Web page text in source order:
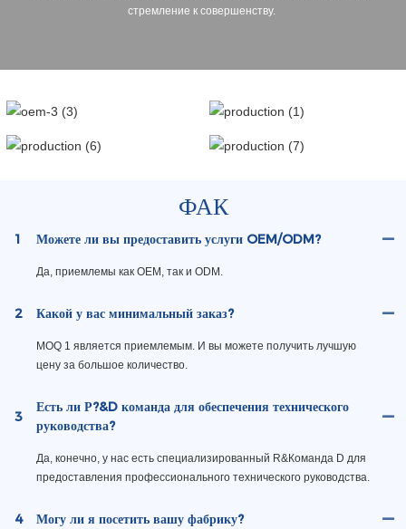
стремление к совершенству.
ФАК
1 Можете ли вы предоставить услуги OEM/ODM?
Да, приемлемы как OEM, так и ODM.
2 Какой у вас минимальный заказ?
MOQ 1 является приемлемым. И вы можете получить лучшую
цену за большое количество.
3
Есть ли Р?&D команда для обеспечения технического
руководства?
Да, конечно, у нас есть специализированный R&Команда D для
предоставления профессионального технического руководства.
4 Могу ли я посетить вашу фабрику?